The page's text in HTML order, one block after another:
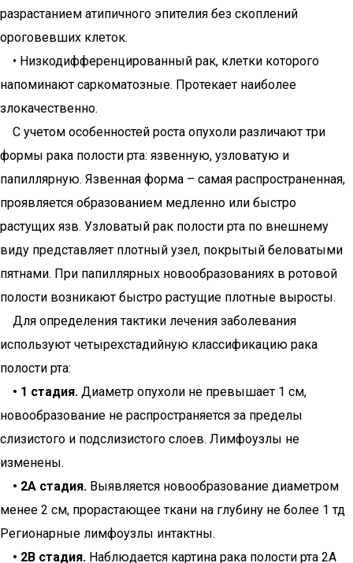
разрастанием атипичного эпителия без скоплений
ороговевших клеток.
• Низкодифференцированный рак, клетки которого
напоминают саркоматозные. Протекает наиболее
злокачественно.
С учетом особенностей роста опухоли различают три
формы рака полости рта: язвенную, узловатую и
папиллярную. Язвенная форма – самая распространенная,
проявляется образованием медленно или быстро
растущих язв. Узловатый рак полости рта по внешнему
виду представляет плотный узел, покрытый беловатыми
пятнами. При папиллярных новообразованиях в ротовой
полости возникают быстро растущие плотные выросты.
Для определения тактики лечения заболевания
используют четырехстадийную классификацию рака
полости рта:
• 1 стадия. Диаметр опухоли не превышает 1 см,
новообразование не распространяется за пределы
слизистого и подслизистого слоев. Лимфоузлы не
изменены.
• 2А стадия. Выявляется новообразование диаметром
менее 2 см, прорастающее ткани на глубину не более 1 тд
Регионарные лимфоузлы интактны.
• 2В стадия. Наблюдается картина рака полости рта 2А